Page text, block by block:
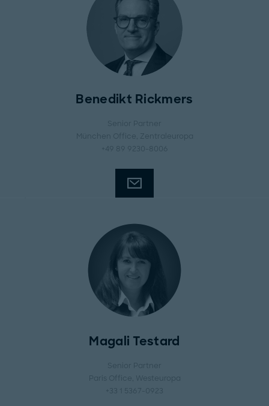
Benedikt Rickmers
Senior Partner
München Office
, Zentraleuropa
+49 89 9230-8006
Magali Testard
Senior Partner
Paris Office
, Westeuropa
+33 1 5367-0923